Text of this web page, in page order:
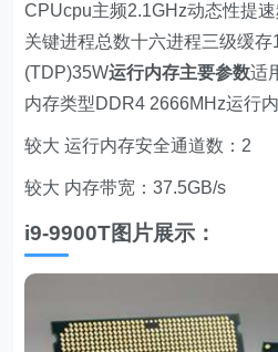
CPUcpu主频2.1GHz动态性提
关键进程总数十六进程三级缓
(TDP)35W运行内存主要参数适
内存类型DDR4 2666MHz运行
较大 运行内存安全通道数：2
较大 内存带宽：37.5GB/s
i9-9900T图片展示：